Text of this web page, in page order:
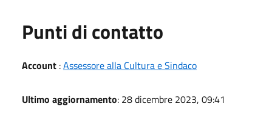
Punti di contatto
Account :Assessore alla Cultura e Sindaco
Ultimo aggiornamento: 28 dicembre 2023, 09:41